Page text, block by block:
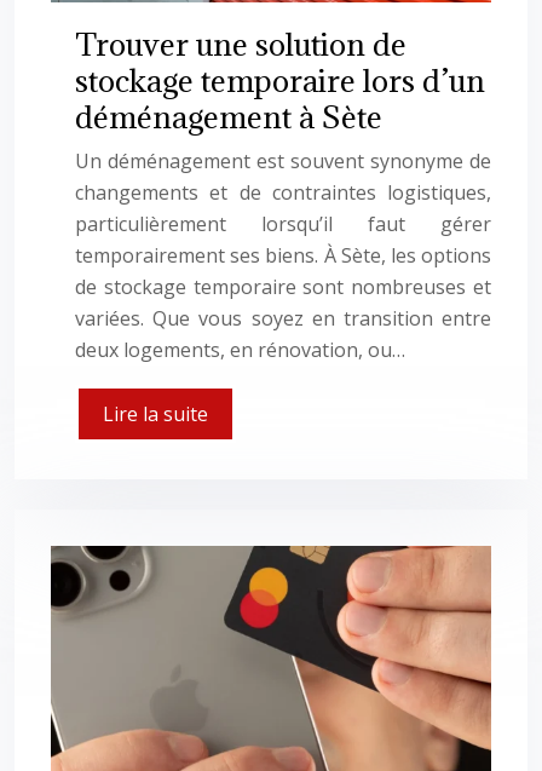
Trouver une solution de
stockage temporaire lors d’un
déménagement à Sète
Un déménagement est souvent synonyme de
changements et de contraintes logistiques,
particulièrement lorsqu’il faut gérer
temporairement ses biens. À Sète, les options
de stockage temporaire sont nombreuses et
variées. Que vous soyez en transition entre
deux logements, en rénovation, ou…
Lire la suite